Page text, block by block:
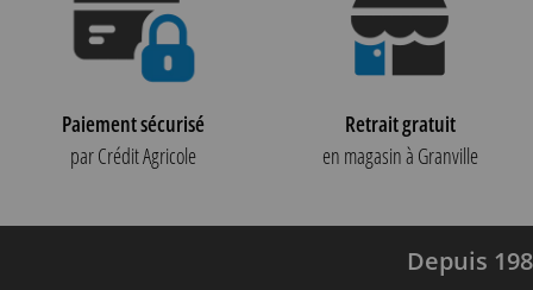
Paiement sécurisé
par Crédit Agricole
Retrait gratuit
en magasin à Granville
Depuis